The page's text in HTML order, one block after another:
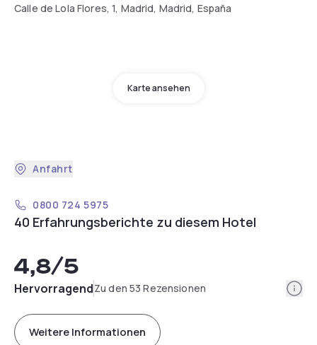
Calle de Lola Flores, 1, Madrid, Madrid, España
Karte ansehen
Anfahrt
0800 724 5975
40 Erfahrungsberichte zu diesem Hotel
4,8/5
HervorragendZu den 53 Rezensionen
Weitere Informationen